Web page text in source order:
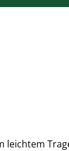
leichtem